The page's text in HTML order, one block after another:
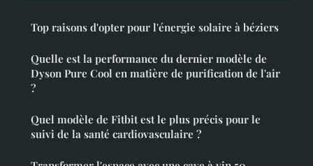
Top raisons d'opter pour l'énergie solaire à béziers
Quelle est la performance du dernier modèle de
Dyson Pure Cool en matière de purification de l'air
?
Quel modèle de Fitbit est le plus précis pour le
suivi de la santé cardiovasculaire ?